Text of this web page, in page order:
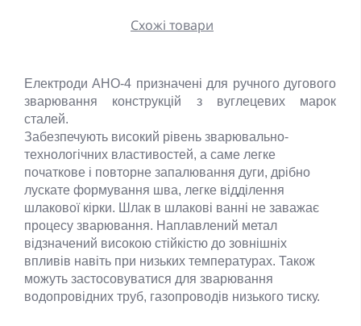
Схожі товари
Електроди АНО-4 призначені для ручного дугового
зварювання конструкцій з вуглецевих марок
сталей.
Забезпечують високий рівень зварювально-
технологічних властивостей, а саме легке
початкове і повторне запалювання дуги, дрібно
лускате формування шва, легке відділення
шлакової кірки. Шлак в шлакові ванні не заважає
процесу зварювання. Наплавлений метал
відзначений високою стійкістю до зовнішніх
впливів навіть при низьких температурах. Також
можуть застосовуватися для зварювання
водопровідних труб, газопроводів низького тиску.